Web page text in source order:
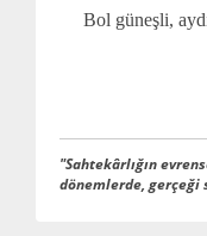
Bol güneşli,
"Sahtekârlığın
dönemlerde,